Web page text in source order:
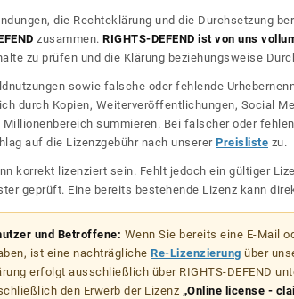
die Rechteklärung und die Durchsetzung
zusammen. RIGHTS-DEFEND ist von uns
zu prüfen und die Klärung beziehungsweise
sowie falsche oder fehlende
durch Kopien, Weiterveröffentlichungen, Social
Millionenbereich summieren. Bei falscher oder
auf die Lizenzgebühr nach unsererPreisliste zu.
korrekt lizenziert sein. Fehlt jedoch ein gültiger
geprüft. Eine bereits bestehende Lizenz kann
und Betroffene: Wenn Sie bereits eine E-Mail
ist eine nachträgliche Re-Lizenzierung über
erfolgt ausschließlich über RIGHTS-DEFEND
den Erwerb der Lizenz „Online license -